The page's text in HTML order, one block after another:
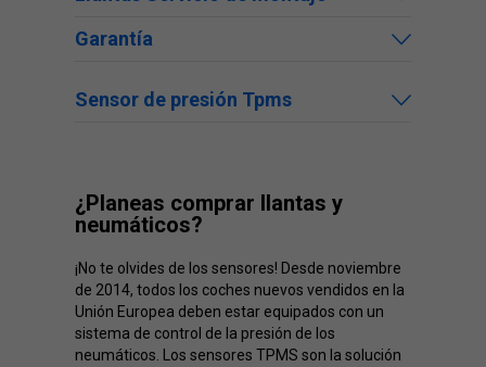
Garantía
Sensor de presión Tpms
¿Planeas comprar llantas y
neumáticos?
¡No te olvides de los sensores! Desde noviembre
de 2014, todos los coches nuevos vendidos en la
Unión Europea deben estar equipados con un
sistema de control de la presión de los
neumáticos. Los sensores TPMS son la solución